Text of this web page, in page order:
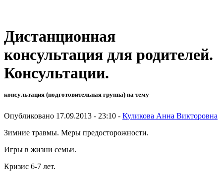
Дистанционная
консультация для родителей.
Консультации.
консультация (подготовительная группа) на тему
Опубликовано 17.09.2013 - 23:10 - Куликова Анна Викторовна
Зимние травмы. Меры предосторожности.
Игры в жизни семьи.
Кризис 6-7 лет.